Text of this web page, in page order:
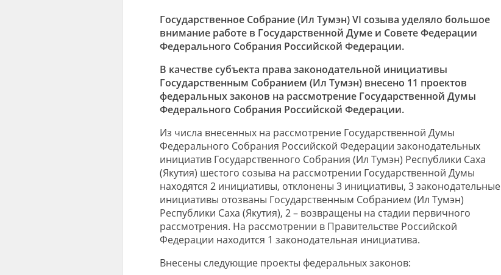
Государственное Собрание (Ил Тумэн) VI созыва уделяло большое
внимание работе в Государственной Думе и Совете Федерации
Федерального Собрания Российской Федерации.
В качестве субъекта права законодательной инициативы
Государственным Собранием (Ил Тумэн) внесено 11 проектов
федеральных законов на рассмотрение Государственной Думы
Федерального Собрания Российской Федерации.
Из числа внесенных на рассмотрение Государственной Думы
Федерального Собрания Российской Федерации законодательных
инициатив Государственного Собрания (Ил Тумэн) Республики Саха
(Якутия) шестого созыва на рассмотрении Государственной Думы
находятся 2 инициативы, отклонены 3 инициативы, 3 законодательные
инициативы отозваны Государственным Собранием (Ил Тумэн)
Республики Саха (Якутия), 2 – возвращены на стадии первичного
рассмотрения. На рассмотрении в Правительстве Российской
Федерации находится 1 законодательная инициатива.
Внесены следующие проекты федеральных законов: